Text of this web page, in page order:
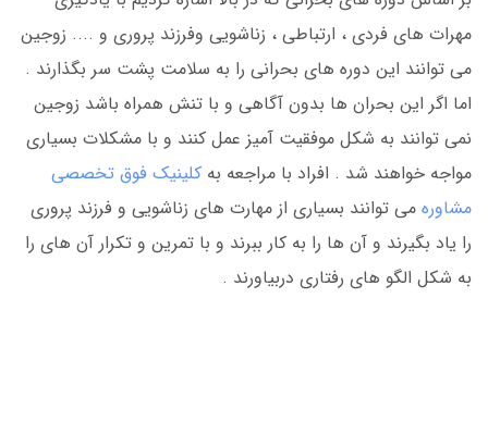
مهرات های فردی ، ارتباطی ، زناشویی وفرزند پروری و .... زوجین
می توانند این دوره های بحرانی را به سلامت پشت سر بگذارند .
اما اگر این بحران ها بدون آگاهی و با تنش همراه باشد زوجین
نمی توانند به شکل موفقیت آمیز عمل کنند و با مشکلات بسیاری
مواجه خواهند شد . افراد با مراجعه به کلینیک فوق تخصصی
مشاوره می توانند بسیاری از مهارت های زناشویی و فرزند پروری
را یاد بگیرند و آن ها را به کار ببرند و با تمرین و تکرار آن های را
به شکل الگو های رفتاری دربیاورند .